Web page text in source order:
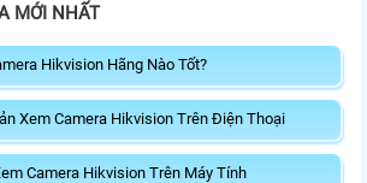
MỚI NHẤT
Hikvision Hãng Nào Tốt?
Xem Camera Hikvision Trên Điện Thoại
Camera Hikvision Trên Máy Tính